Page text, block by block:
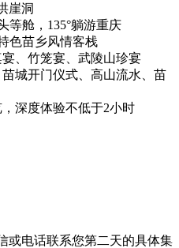
崖洞
等舱，135°躺游重庆
色苗乡风情客栈
、竹笼宴、武陵山珍宴
城开门仪式、高山流水、苗
深度体验不低于2小时
或电话联系您第二天的具体集